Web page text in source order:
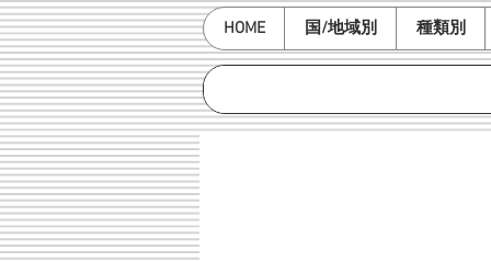
HOME 国/地域別 種類別